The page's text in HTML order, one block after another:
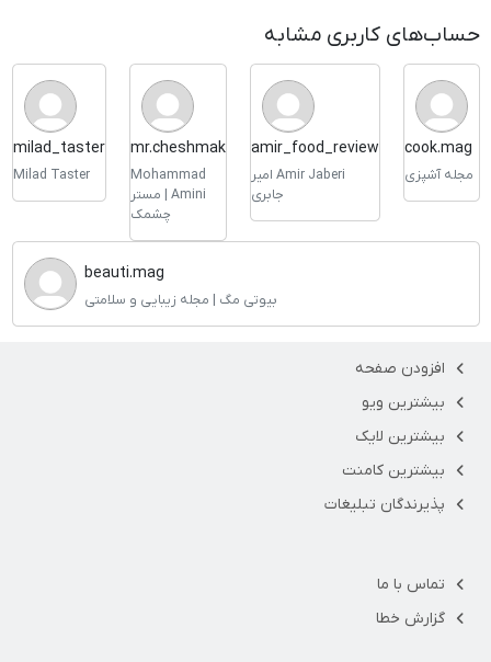
حساب‌های کاربری مشابه
cook.mag
مجله آشپزی
amir_food_review
Amir Jaberi امیر
جابری
mr.cheshmak
Mohammad
Amini | مستر
چشمک
milad_taster
Milad Taster
beauti.mag
بیوتی مگ | مجله زیبایی و سلامتی
افزودن صفحه
بیشترین ویو
بیشترین لایک
بیشترین کامنت
پذیرندگان تبلیغات
تماس با ما
گزارش خطا